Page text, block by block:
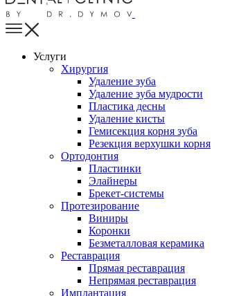
Услуги
Хирургия
Удаление зуба
Удаление зуба мудрости
Пластика десны
Удаление кисты
Гемисекция корня зуба
Резекция верхушки корня
Ортодонтия
Пластинки
Элайнеры
Брекет-системы
Протезирование
Виниры
Коронки
Безметалловая керамика
Реставрация
Прямая реставрация
Непрямая реставрация
Имплантация